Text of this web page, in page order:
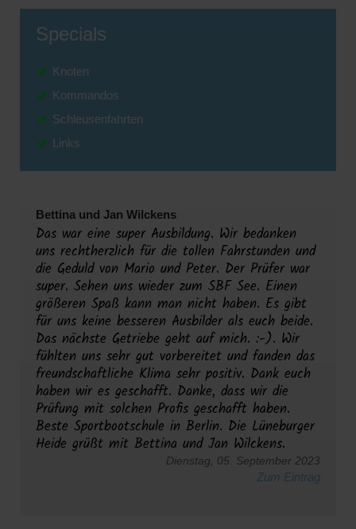
Specials
Knoten
Kommandos
Schleusenfahrten
Links
Bettina und Jan Wilckens
Das war eine super Ausbildung. Wir bedanken
uns rechtherzlich für die tollen Fahrstunden und
die Geduld von Mario und Peter. Der Prüfer war
super. Sehen uns wieder zum SBF See. Einen
größeren Spaß kann man nicht haben. Es gibt
für uns keine besseren Ausbilder als euch beide.
Das nächste Getriebe geht auf mich. :-). Wir
fühlten uns sehr gut vorbereitet und fanden das
freundschaftliche Klima sehr positiv. Dank euch
haben wir es geschafft. Danke, dass wir die
Prüfung mit solchen Profis geschafft haben.
Beste Sportbootschule in Berlin. Die Lüneburger
Heide grüßt mit Bettina und Jan Wilckens.
Dienstag, 05. September 2023
Zum Eintrag